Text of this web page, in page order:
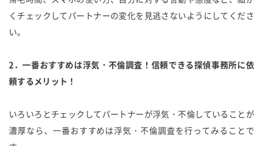
くチェックしてパートナーの変化を見逃さないようにしてくださ
い。
2．一番おすすめは浮気・不倫調査！信頼できる探偵事務所に依
頼するメリット！
いろいろとチェックしてパートナーが浮気・不倫していることが
濃厚なら、一番おすすめは浮気・不倫調査を行ってみることで